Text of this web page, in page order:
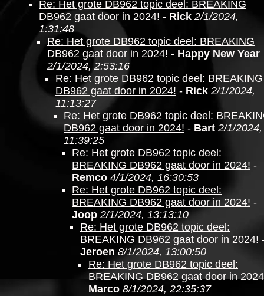
Re: Het grote DB962 topic deel: BREAKING
DB962 gaat door in 2024! - Rick 2/1/2024,
1:31:48
Re: Het grote DB962 topic deel: BREAKING
DB962 gaat door in 2024! - Happy New Year
2/1/2024, 2:53:16
Re: Het grote DB962 topic deel: BREAKING
DB962 gaat door in 2024! - Rick 2/1/2024,
11:13:27
Re: Het grote DB962 topic deel:
DB962 gaat door in 2024! - Bart 2/1/2024,
11:39:25
Re: Het grote DB962 topic deel:
BREAKING DB962 gaat door in 2024! -
Remco 4/1/2024, 16:30:53
Re: Het grote DB962 topic deel:
BREAKING DB962 gaat door in 2024! -
Joop 2/1/2024, 13:13:10
Re: Het grote DB962 topic deel:
BREAKING DB962 gaat door in 2024!
Jeroen 8/1/2024, 13:00:50
Re: Het grote DB962 topic deel:
BREAKING DB962 gaat door in
Marco 8/1/2024, 22:35:37